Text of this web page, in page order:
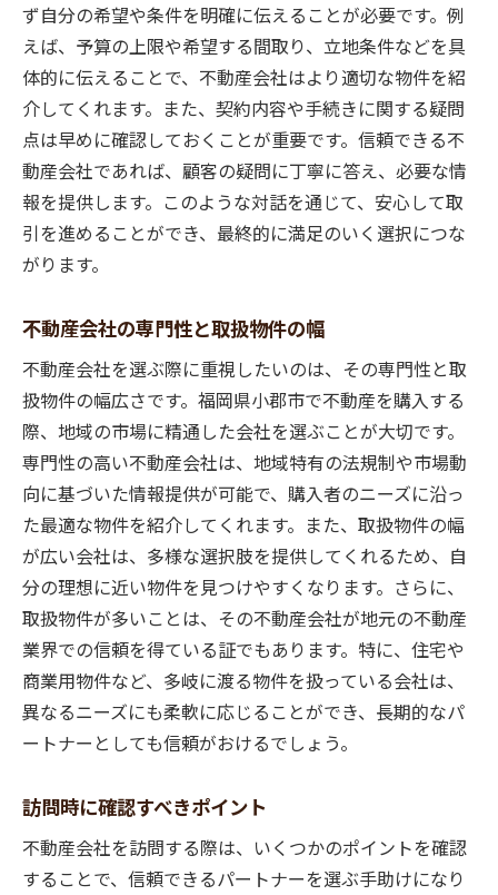
ず自分の希望や条件を明確に伝えることが必要です。例
えば、予算の上限や希望する間取り、立地条件などを具
体的に伝えることで、不動産会社はより適切な物件を紹
介してくれます。また、契約内容や手続きに関する疑問
点は早めに確認しておくことが重要です。信頼できる不
動産会社であれば、顧客の疑問に丁寧に答え、必要な情
報を提供します。このような対話を通じて、安心して取
引を進めることができ、最終的に満足のいく選択につな
がります。
不動産会社の専門性と取扱物件の幅
不動産会社を選ぶ際に重視したいのは、その専門性と取
扱物件の幅広さです。福岡県小郡市で不動産を購入する
際、地域の市場に精通した会社を選ぶことが大切です。
専門性の高い不動産会社は、地域特有の法規制や市場動
向に基づいた情報提供が可能で、購入者のニーズに沿っ
た最適な物件を紹介してくれます。また、取扱物件の幅
が広い会社は、多様な選択肢を提供してくれるため、自
分の理想に近い物件を見つけやすくなります。さらに、
取扱物件が多いことは、その不動産会社が地元の不動産
業界での信頼を得ている証でもあります。特に、住宅や
商業用物件など、多岐に渡る物件を扱っている会社は、
異なるニーズにも柔軟に応じることができ、長期的なパ
ートナーとしても信頼がおけるでしょう。
訪問時に確認すべきポイント
不動産会社を訪問する際は、いくつかのポイントを確認
することで、信頼できるパートナーを選ぶ手助けになり